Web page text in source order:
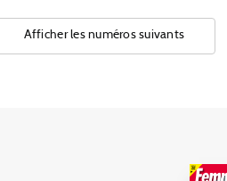
Afficher les numéros suivants